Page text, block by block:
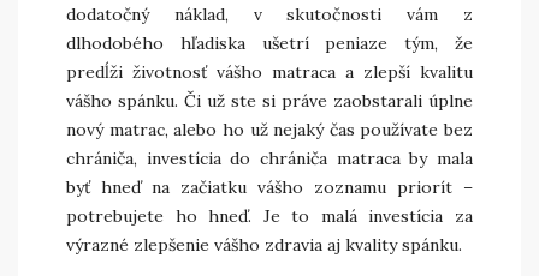
dodatočný náklad, v skutočnosti vám z
dlhodobého hľadiska ušetrí peniaze tým, že
predĺži životnosť vášho matraca a zlepší kvalitu
vášho spánku. Či už ste si práve zaobstarali úplne
nový matrac, alebo ho už nejaký čas používate bez
chrániča, investícia do chrániča matraca by mala
byť hneď na začiatku vášho zoznamu priorít –
potrebujete ho hneď. Je to malá investícia za
výrazné zlepšenie vášho zdravia aj kvality spánku.